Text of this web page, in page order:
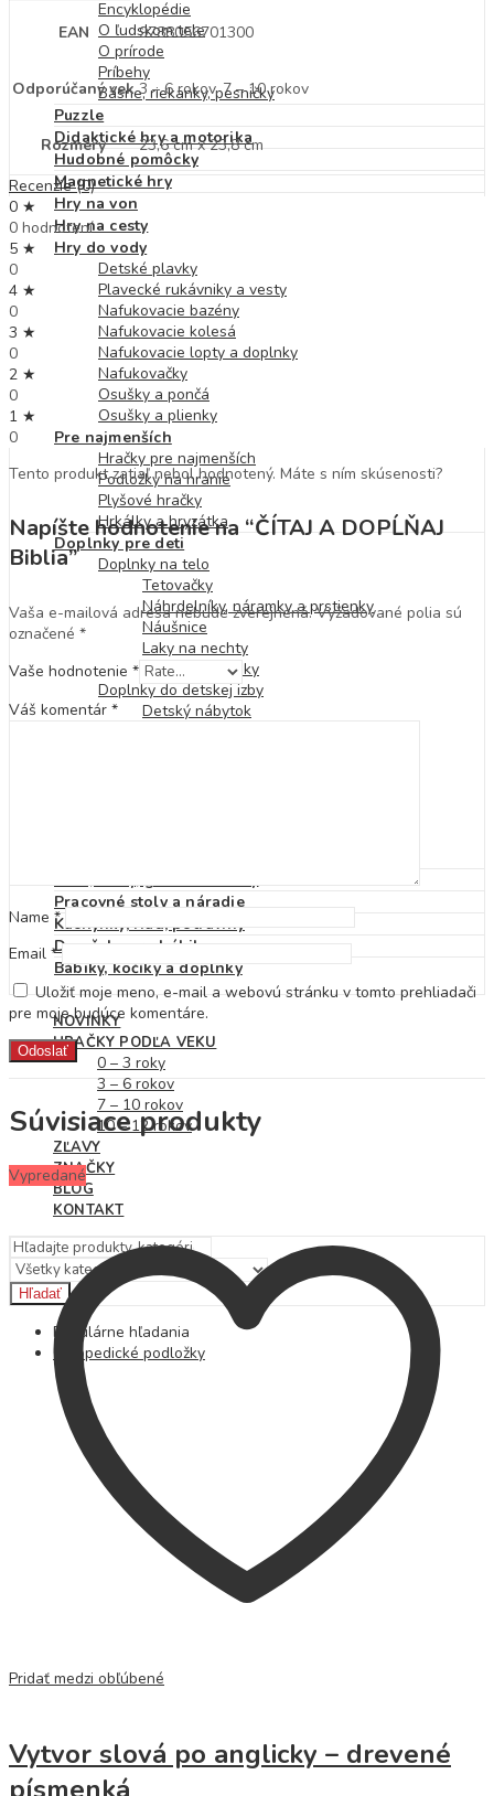
Encyklopédie
O ľudskom tele
O prírode
Príbehy
Básne, riekanky, pesničky
Puzzle
Didaktické hry a motorika
Hudobné pomôcky
Magnetické hry
Hry na von
Hry na cesty
Hry do vody
Detské plavky
Plavecké rukávniky a vesty
Nafukovacie bazény
Nafukovacie kolesá
Nafukovacie lopty a doplnky
Nafukovačky
Osušky a pončá
Osušky a plienky
Pre najmenších
Hračky pre najmenších
Podložky na hranie
Plyšové hračky
Hrkálky a hryzátka
Doplnky pre deti
Doplnky na telo
Tetovačky
Náhrdelníky, náramky a prstienky
Náušnice
Laky na nechty
Vlasové doplnky
Doplnky do detskej izby
Detský nábytok
Pracovné stoly a náradie
Kuchynky, riad, potraviny
Domčeky pre bábiky
Bábiky, kočíky a doplnky
NOVINKY
HRAČKY PODĽA VEKU
0 – 3 roky
3 – 6 rokov
7 – 10 rokov
10 – 12 rokov
ZĽAVY
ZNAČKY
BLOG
KONTAKT
Hľadať
Populárne hľadania
Ortopedické podložky
EAN
9788056701300
Odporúčaný vek 3 – 6 rokov, 7 – 10 rokov
Rozmery
23,6 cm x 23,8 cm
Recenzie (0)
0 ★
0 hodnotení
5 ★
0
4 ★
0
3 ★
0
2 ★
0
1 ★
0
Tento produkt zatiaľ nebol hodnotený. Máte s ním skúsenosti?
Napíšte hodnotenie na “ČÍTAJ A DOPĹŇAJ
Biblia”
Vaša e-mailová adresa nebude zverejnená. Vyžadované polia sú
označené *
Vaše hodnotenie *
Váš komentár *
Name *
Email *
Uložiť moje meno, e-mail a webovú stránku v tomto prehliadači
pre moje budúce komentáre.
Súvisiace produkty
Vypredané
Pridať medzi obľúbené
Vytvor slová po anglicky – drevené